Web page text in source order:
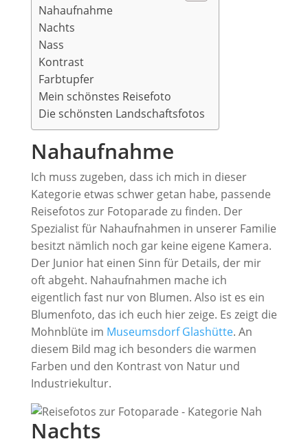
Nahaufnahme
Nachts
Nass
Kontrast
Farbtupfer
Mein schönstes Reisefoto
Die schönsten Landschaftsfotos
Nahaufnahme
Ich muss zugeben, dass ich mich in dieser
Kategorie etwas schwer getan habe, passende
Reisefotos zur Fotoparade zu finden. Der
Spezialist für Nahaufnahmen in unserer Familie
besitzt nämlich noch gar keine eigene Kamera.
Der Junior hat einen Sinn für Details, der mir
oft abgeht. Nahaufnahmen mache ich
eigentlich fast nur von Blumen. Also ist es ein
Blumenfoto, das ich euch hier zeige. Es zeigt die
Mohnblüte im Museumsdorf Glashütte. An
diesem Bild mag ich besonders die warmen
Farben und den Kontrast von Natur und
Industriekultur.
Nachts